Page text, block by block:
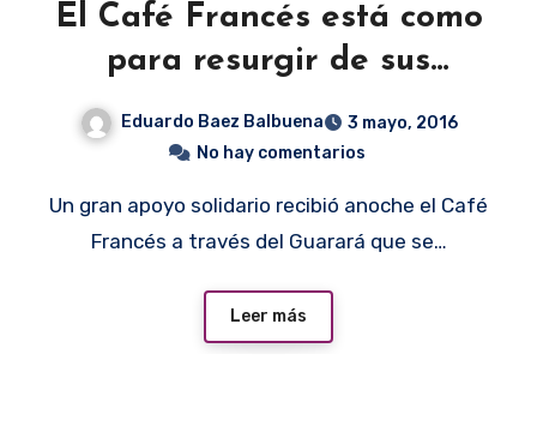
El Café Francés está como
para resurgir de sus
Eduardo Baez Balbuena
3 mayo, 2016
No hay comentarios
Un gran apoyo solidario recibió anoche el Café
Francés a través del Guarará que se…
Leer más